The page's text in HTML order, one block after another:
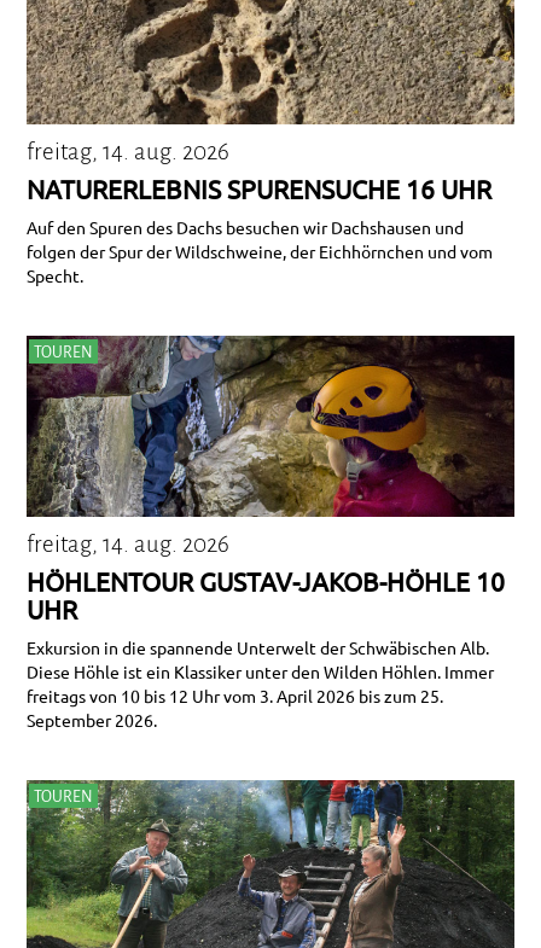
freitag, 14. aug. 2026
NATURERLEBNIS SPURENSUCHE 16 UHR
Auf den Spuren des Dachs besuchen wir Dachshausen und
folgen der Spur der Wildschweine, der Eichhörnchen und vom
Specht.
TOUREN
freitag, 14. aug. 2026
HÖHLENTOUR GUSTAV-JAKOB-HÖHLE 10
UHR
Exkursion in die spannende Unterwelt der Schwäbischen Alb.
Diese Höhle ist ein Klassiker unter den Wilden Höhlen. Immer
freitags von 10 bis 12 Uhr vom 3. April 2026 bis zum 25.
September 2026.
TOUREN